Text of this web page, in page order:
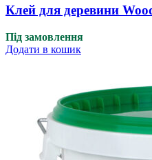
Клей для деревини
Під замовлення
Додати в кошик